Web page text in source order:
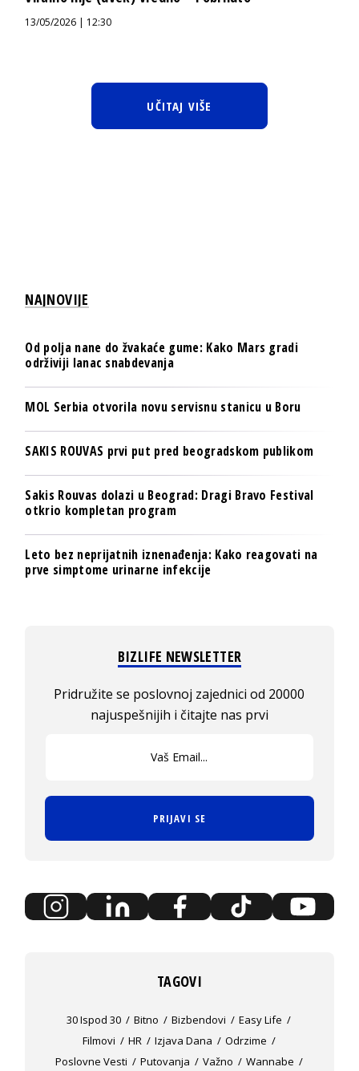
13/05/2026 | 12:30
UČITAJ VIŠE
NAJNOVIJE
Od polja nane do žvakaće gume: Kako Mars gradi
održiviji lanac snabdevanja
MOL Serbia otvorila novu servisnu stanicu u Boru
SAKIS ROUVAS prvi put pred beogradskom publikom
Sakis Rouvas dolazi u Beograd: Dragi Bravo Festival
otkrio kompletan program
Leto bez neprijatnih iznenađenja: Kako reagovati na
prve simptome urinarne infekcije
BIZLIFE NEWSLETTER
Pridružite se poslovnoj zajednici od 20000
najuspešnijih i čitajte nas prvi
PRIJAVI SE
TAGOVI
30 Ispod 30 Bitno Bizbendovi
Easy Life
Filmovi
HR Izjava Dana
Odrzime
Poslovne Vesti
Putovanja Važno
Wannabe